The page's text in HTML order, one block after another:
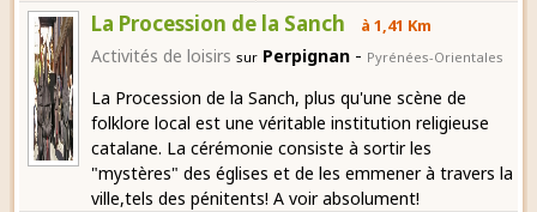
La Procession de la Sanch à 1,41 Km
Activités de loisirs sur Perpignan - Pyrénées-Orientales
La Procession de la Sanch, plus qu'une scène de
folklore local est une véritable institution religieuse
catalane. La cérémonie consiste à sortir les
"mystères" des églises et de les emmener à travers la
ville,tels des pénitents! A voir absolument!